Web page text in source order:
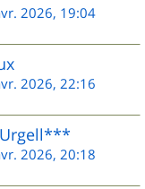
2026, 19:04
2026, 22:16
2026, 20:18